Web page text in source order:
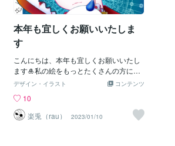
本年も宜しくお願いいたしま
す
こんにちは、本年も宜しくお願いいたし
ます🎍私の絵をもっとたくさんの方に知
っていただけるように今年も頑張ります
い方にも素敵な絵を届けられたらなと思
います✨これからも応援宜しくお願いい
たしますまた、こちらはカレンダー企画
コンテンツ
デザイン・イラスト
10
楽兎（rau）
2023/01/10